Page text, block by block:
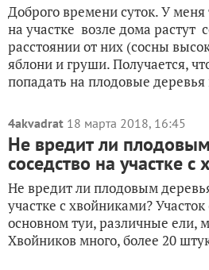
Доброго времени суток. У меня
на участке возле дома растут
расстоянии от них (сосны
яблони и груши. Получается,
попадать на плодовые деревья
4akvadrat 18 марта 2018, 16:45
Не вредит ли
соседство на участке
Не вредит ли плодовым
участке с хвойниками?
основном туи, различные ели,
Хвойников много, более 20